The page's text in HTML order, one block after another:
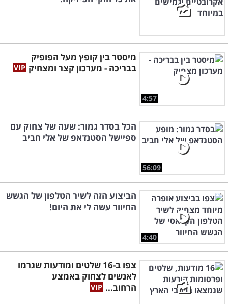
4:57
מיסטר בין קופץ מעל הפופיק
בבריכה - מערכון קצר ומצחיק
56:09
הכל בסדר גמור: שעה של צחוק עם
ספיישל הסטנדאפ של אלי חביב
4:40
הביצוע הזה לשיר הטלפון של הגשש
החיוור עשה לי את היום!
צפו ב-16 שלטים ומודעות שגרמו
לאנשים לצחוק באמצע
הרחוב...